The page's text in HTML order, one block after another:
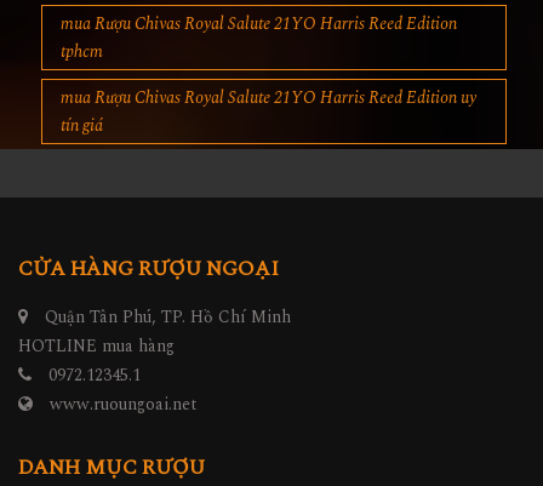
mua Rượu Chivas Royal Salute 21YO Harris Reed Edition
tphcm
mua Rượu Chivas Royal Salute 21YO Harris Reed Edition uy
tín giá
CỬA HÀNG RƯỢU NGOẠI
Quận Tân Phú, TP. Hồ Chí Minh
HOTLINE mua hàng
0972.12345.1
www.ruoungoai.net
DANH MỤC RƯỢU